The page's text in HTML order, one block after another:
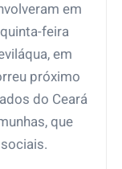
em
feira
em
próximo
do Ceará
que